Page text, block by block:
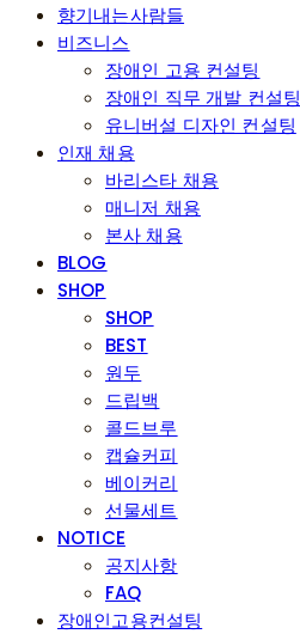
향기내는사람들
비즈니스
장애인 고용 컨설팅
장애인 직무 개발 컨설팅
유니버설 디자인 컨설팅
인재 채용
바리스타 채용
매니저 채용
본사 채용
BLOG
SHOP
SHOP
BEST
원두
드립백
콜드브루
캡슐커피
베이커리
선물세트
NOTICE
공지사항
FAQ
장애인고용컨설팅